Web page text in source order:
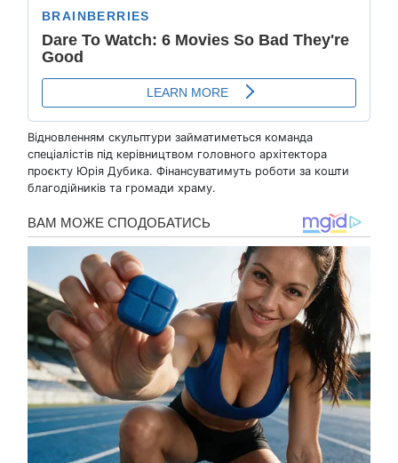
Відновленням скульптури займатиметься команда
спеціалістів під керівництвом головного архітектора
проєкту Юрія Дубика. Фінансуватимуть роботи за кошти
благодійників та громади храму.